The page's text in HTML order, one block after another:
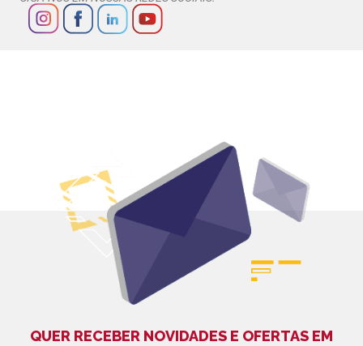
QUER RECEBER NOVIDADES E OFERTAS EM